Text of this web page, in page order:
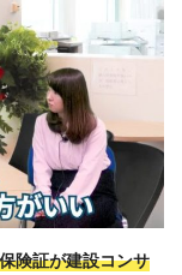
険証が建設コンサ